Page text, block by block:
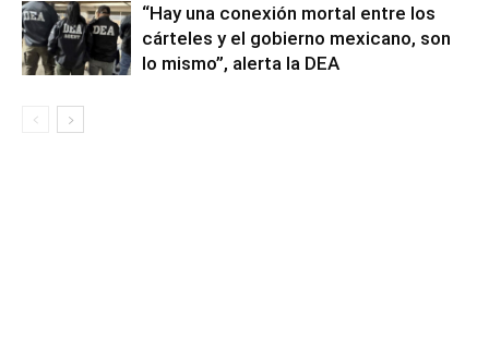
“Hay una conexión mortal entre los
cárteles y el gobierno mexicano, son
lo mismo”, alerta la DEA